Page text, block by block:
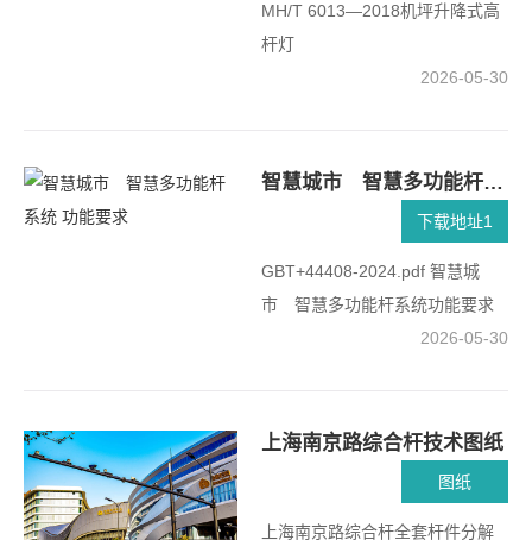
MH/T 6013—2018机坪升降式高
杆灯
2026-05-30
智慧城市 智慧多功能杆系统 功能要求
下载地址1
GBT+44408-2024.pdf 智慧城
市 智慧多功能杆系统功能要求
2026-05-30
上海南京路综合杆技术图纸
图纸
上海南京路综合杆全套杆件分解